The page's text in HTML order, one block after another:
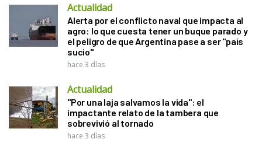
Actualidad
Alerta por el conflicto naval que impacta al
agro: lo que cuesta tener un buque parado y
el peligro de que Argentina pase a ser "país
sucio"
hace 3 días
Actualidad
"Por una laja salvamos la vida": el
impactante relato de la tambera que
sobrevivió al tornado
hace 3 días